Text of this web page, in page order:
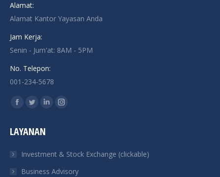
Alamat:
Alamat Kantor Yayasan Anda
Jam Kerja:
Senin - Jum'at: 8AM - 5PM
No. Telepon:
001-234-5678
Find us on:
Facebook
opens
new
window
Twitter
opens
new
window
Linkedin
new
window
Instagram
new
window
LAYANAN
Investment & Stock Exchange (clickable)
Business Advisory